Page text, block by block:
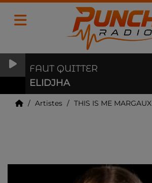
FAUT QUITTER
ELIDJHA
Artistes THIS IS ME MARGAUX